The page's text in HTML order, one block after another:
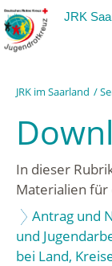
JRK
JRK im Saarland
In dieser
Materialien für
Antrag und
und
bei Land,